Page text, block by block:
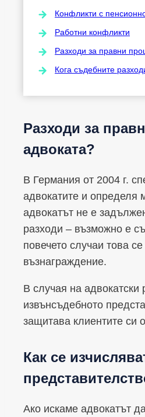
Конфликти с
Работни конфликти
Разходи за правни
Кога съдебните
Разходи за
адвоката?
В Германия от 2004 г.
адвокатите и определя
адвокатът не е
разходи – възможно е
повечето случаи това
възнаграждение.
В случая на
извънсъдебното
защитава клиентите си
Как се
Ако искаме адвокатът